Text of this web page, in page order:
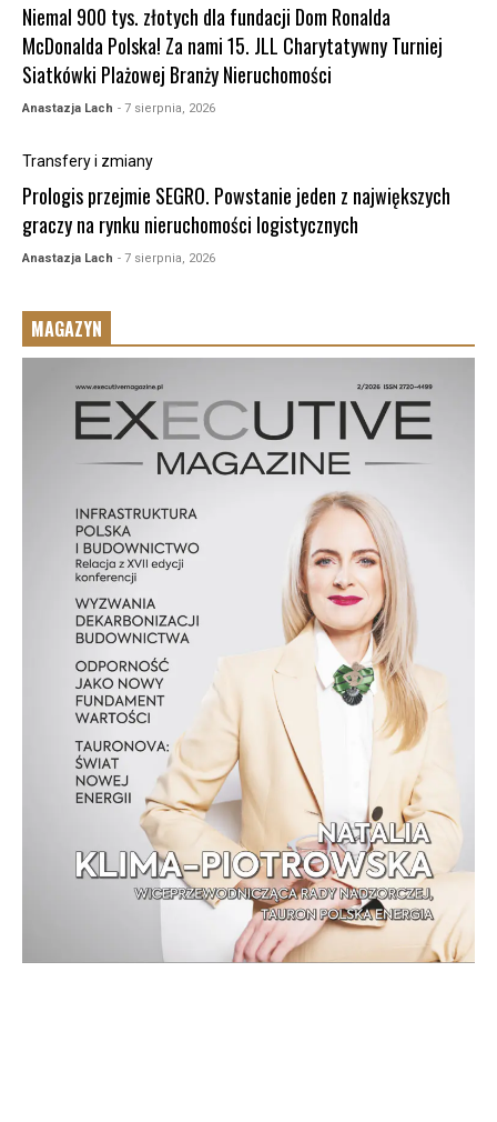
Niemal 900 tys. złotych dla fundacji Dom Ronalda
McDonalda Polska! Za nami 15. JLL Charytatywny Turniej
Siatkówki Plażowej Branży Nieruchomości
Anastazja Lach - 7 sierpnia, 2026
Transfery i zmiany
Prologis przejmie SEGRO. Powstanie jeden z największych
graczy na rynku nieruchomości logistycznych
Anastazja Lach - 7 sierpnia, 2026
MAGAZYN